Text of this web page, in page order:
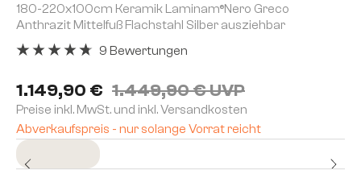
180-220x100cm Keramik Laminam®Nero Greco
Anthrazit Mittelfuß Flachstahl Silber ausziehbar
1.149,90 € 1.449,90 € UVP
Preise inkl. MwSt. und inkl. Versandkosten
Abverkaufspreis - nur solange Vorrat reicht
9 Bewertungen